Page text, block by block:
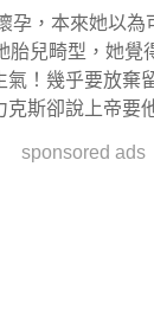
孕，本來她以
胎兒畸型，她覺
！幾乎要放棄
斯卻說上帝要
sponsored ads